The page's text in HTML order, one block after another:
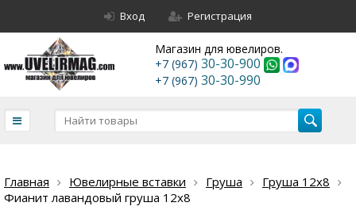
Вход Регистрация
Магазин для ювелиров.
+7 (967) 30-30-900
+7 (967) 30-30-990
Главная Ювелирные вставки Груша
Груша 12х8
Фианит лавандовый груша 12х8